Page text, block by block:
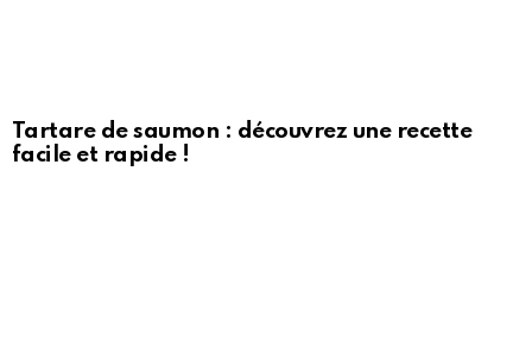
Tartare de saumon : découvrez une recette
facile et rapide !